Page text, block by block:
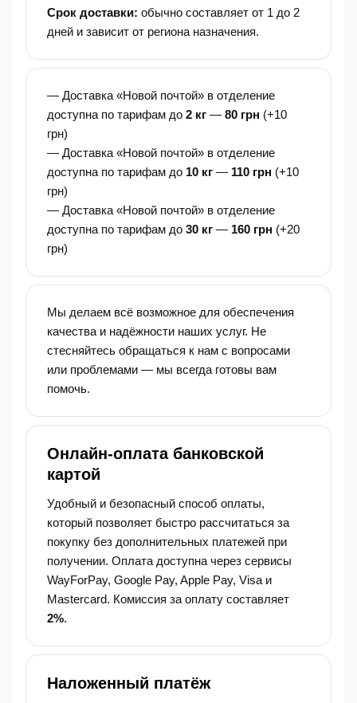
Срок доставки: обычно составляет от 1 до 2
дней и зависит от региона назначения.
— Доставка «Новой почтой» в отделение
доступна по тарифам до 2 кг — 80 грн (+10
грн)
— Доставка «Новой почтой» в отделение
доступна по тарифам до 10 кг — 110 грн (+10
грн)
— Доставка «Новой почтой» в отделение
доступна по тарифам до 30 кг — 160 грн (+20
грн)
Мы делаем всё возможное для обеспечения
качества и надёжности наших услуг. Не
стесняйтесь обращаться к нам с вопросами
или проблемами — мы всегда готовы вам
помочь.
Онлайн-оплата банковской
картой
Удобный и безопасный способ оплаты,
который позволяет быстро рассчитаться за
покупку без дополнительных платежей при
получении. Оплата доступна через сервисы
WayForPay, Google Pay, Apple Pay, Visa и
Mastercard. Комиссия за оплату составляет
2%.
Наложенный платёж